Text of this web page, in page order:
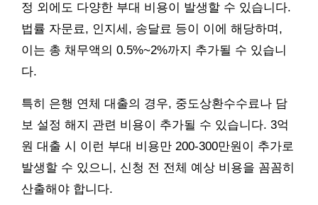
정 외에도 다양한 부대 비용이 발생할 수 있습니다.
법률 자문료, 인지세, 송달료 등이 이에 해당하며,
이는 총 채무액의 0.5%~2%까지 추가될 수 있습니
다.
특히 은행 연체 대출의 경우, 중도상환수수료나 담
보 설정 해지 관련 비용이 추가될 수 있습니다. 3억
원 대출 시 이런 부대 비용만 200-300만원이 추가로
발생할 수 있으니, 신청 전 전체 예상 비용을 꼼꼼히
산출해야 합니다.